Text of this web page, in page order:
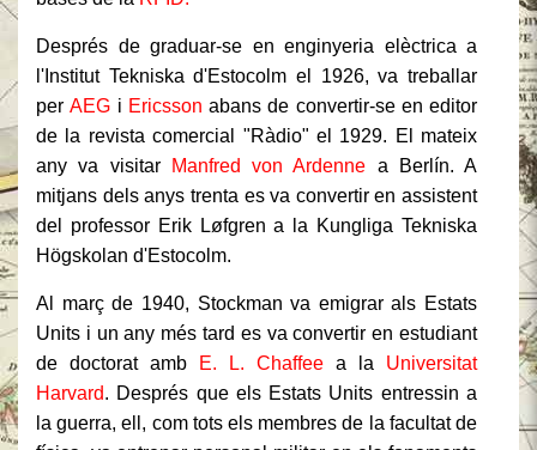
Després de graduar-se en enginyeria elèctrica a
l'Institut Tekniska d'Estocolm el 1926, va treballar
perAEG i Ericsson abans de convertir-se en editor
de la revista comercial "Ràdio" el 1929. El mateix
any va visitar
Manfred von Ardenne a Berlín. A
mitjans dels anys trenta es va convertir en assistent
del professor Erik Løfgren a la Kungliga Tekniska
Högskolan d'Estocolm.
Al març de 1940, Stockman va emigrar als Estats
Units i un any més tard es va convertir en estudiant
de doctorat amb
E. L. Chaffee a la Universitat
Harvard. Després que els Estats Units entressin a
la guerra, ell, com tots els membres de la facultat de